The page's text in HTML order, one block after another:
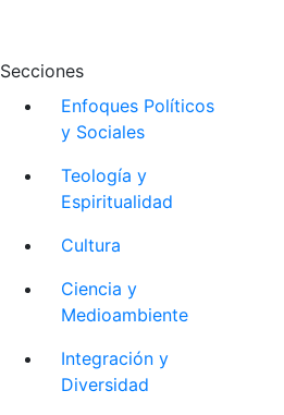
Secciones
Enfoques Políticos
y Sociales
Teología y
Espiritualidad
Cultura
Ciencia y
Medioambiente
Integración y
Diversidad